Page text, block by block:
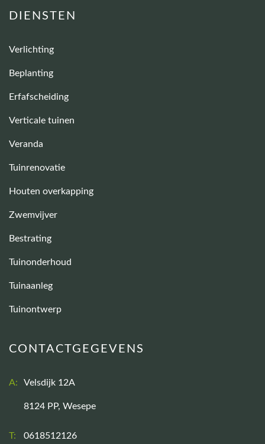
DIENSTEN
Verlichting
Beplanting
Erfafscheiding
Verticale tuinen
Veranda
Tuinrenovatie
Houten overkapping
Zwemvijver
Bestrating
Tuinonderhoud
Tuinaanleg
Tuinontwerp
CONTACTGEGEVENS
A: Velsdijk 12A
8124 PP, Wesepe
T: 0618512126